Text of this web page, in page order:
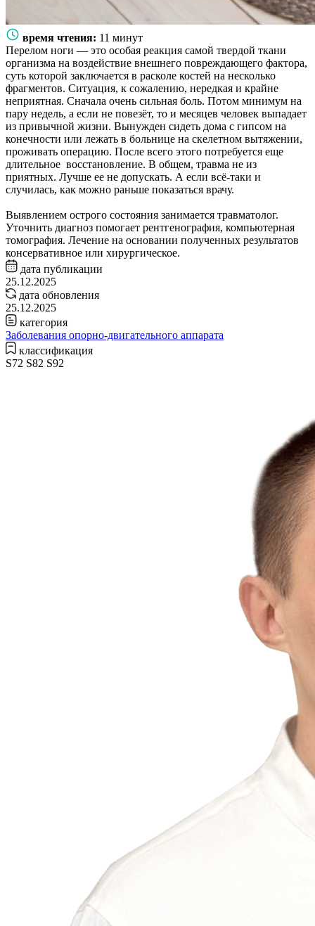
время чтения: 11 минут
Перелом ноги — это особая реакция самой твердой ткани
организма на воздействие внешнего повреждающего фактора,
суть которой заключается в расколе костей на несколько
фрагментов. Ситуация, к сожалению, нередкая и крайне
неприятная. Сначала очень сильная боль. Потом минимум на
пару недель, а если не повезёт, то и месяцев человек выпадает
из привычной жизни. Вынужден сидеть дома с гипсом на
конечности или лежать в больнице на скелетном вытяжении,
проживать операцию. После всего этого потребуется еще
длительное восстановление. В общем, травма не из
приятных. Лучше ее не допускать. А если всё-таки и
случилась, как можно раньше показаться врачу.
Выявлением острого состояния занимается травматолог.
Уточнить диагноз помогает рентгенография, компьютерная
томография. Лечение на основании полученных результатов
консервативное или хирургическое.
дата публикации
25.12.2025
дата обновления
25.12.2025
категория
Заболевания опорно-двигательного аппарата
классификация
S72 S82 S92